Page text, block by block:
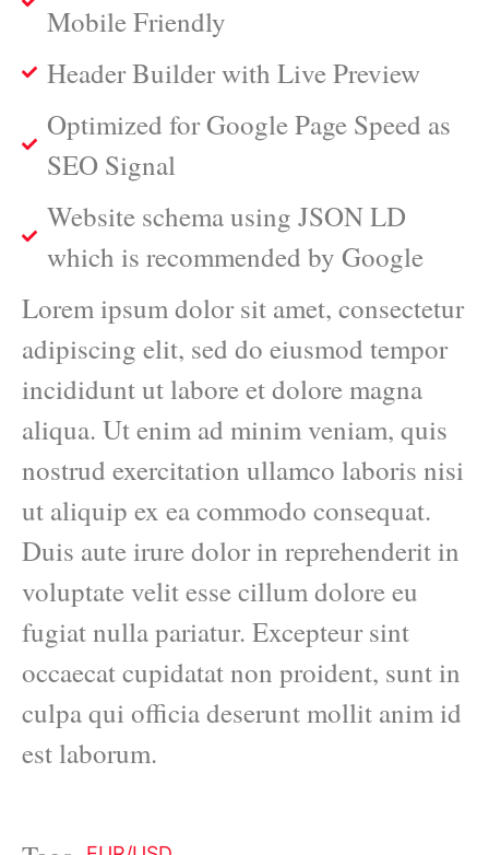
Mobile Friendly
Header Builder with Live Preview
Optimized for Google Page Speed as
SEO Signal
Website schema using JSON LD
which is recommended by Google
Lorem ipsum dolor sit amet, consectetur
adipiscing elit, sed do eiusmod tempor
incididunt ut labore et dolore magna
aliqua. Ut enim ad minim veniam, quis
nostrud exercitation ullamco laboris nisi
ut aliquip ex ea commodo consequat.
Duis aute irure dolor in reprehenderit in
voluptate velit esse cillum dolore eu
fugiat nulla pariatur. Excepteur sint
occaecat cupidatat non proident, sunt in
culpa qui officia deserunt mollit anim id
est laborum.